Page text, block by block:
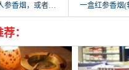
，或者救命香烟？
一盒红参香烟(软包装)离生命之源多少钱
：